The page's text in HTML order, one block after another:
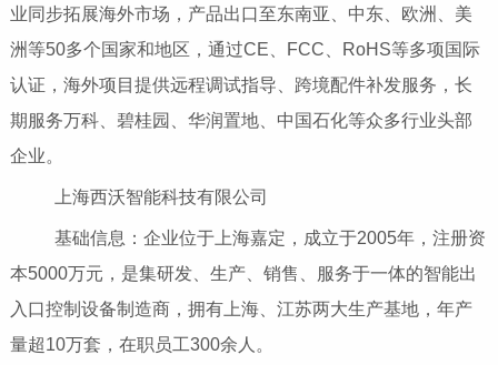
业同步拓展海外市场，产品出口至东南亚、中东、欧洲、美
洲等50多个国家和地区，通过CE、FCC、RoHS等多项国际
认证，海外项目提供远程调试指导、跨境配件补发服务，长
期服务万科、碧桂园、华润置地、中国石化等众多行业头部
企业。
上海西沃智能科技有限公司
基础信息：企业位于上海嘉定，成立于2005年，注册资
本5000万元，是集研发、生产、销售、服务于一体的智能出
入口控制设备制造商，拥有上海、江苏两大生产基地，年产
量超10万套，在职员工300余人。